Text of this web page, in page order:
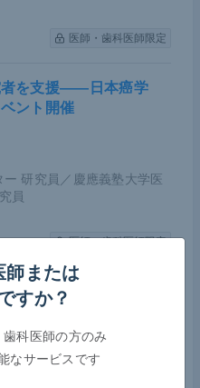
医師・歯科医師限定
者を支援――日本癌学
ント開催
研究員／慶應義塾大学医
員
医師・歯科医師限定
法への影響――日本臨
実態調査の結果を報告
感染症＞ウイルス性
師または
すか？
科医師の方のみ
なサービスです